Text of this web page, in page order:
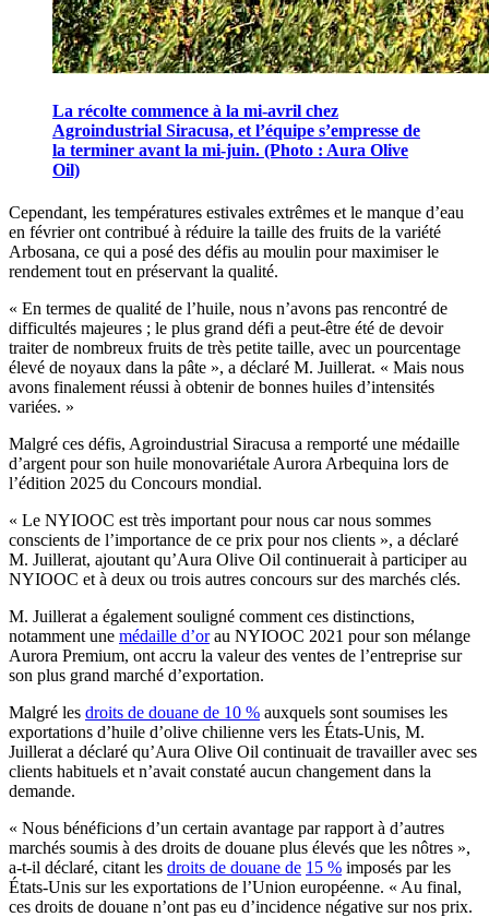
La récolte commence à la mi-avril chez
Agroindustrial Siracusa, et l’équipe s’empresse de
la terminer avant la mi-juin. (Photo : Aura Olive
Oil)
Cependant, les températures estivales extrêmes et le manque d’eau
en février ont contribué à réduire la taille des fruits de la variété
Arbosana, ce qui a posé des défis au moulin pour maximiser le
rendement tout en préservant la qualité.
« En termes de qualité de l’huile, nous n’avons pas rencontré de
difficultés majeures ; le plus grand défi a peut-être été de devoir
traiter de nombreux fruits de très petite taille, avec un pourcentage
élevé de noyaux dans la pâte », a déclaré M. Juillerat. « Mais nous
avons finalement réussi à obtenir de bonnes huiles d’intensités
variées. »
Malgré ces défis, Agroindustrial Siracusa a remporté une médaille
d’argent pour son huile monovariétale Aurora Arbequina lors de
l’édition 2025 du Concours mondial.
« Le NYIOOC est très important pour nous car nous sommes
conscients de l’importance de ce prix pour nos clients », a déclaré
M. Juillerat, ajoutant qu’Aura Olive Oil continuerait à participer au
NYIOOC et à deux ou trois autres concours sur des marchés clés.
M. Juillerat a également souligné comment ces distinctions,
notamment une médaille d’orau NYIOOC 2021 pour son mélange
Aurora Premium, ont accru la valeur des ventes de l’entreprise sur
son plus grand marché d’exportation.
Malgré les droits de douane de 10 % auxquels sont soumises les
exportations d’huile d’olive chilienne vers les États-Unis, M.
Juillerat a déclaré qu’Aura Olive Oil continuait de travailler avec ses
clients habituels et n’avait constaté aucun changement dans la
demande.
« Nous bénéficions d’un certain avantage par rapport à d’autres
marchés soumis à des droits de douane plus élevés que les nôtres »,
a-t-il déclaré, citant les droits de douane de 15 % imposés par les
États-Unis sur les exportations de l’Union européenne. « Au final,
ces droits de douane n’ont pas eu d’incidence négative sur nos prix.